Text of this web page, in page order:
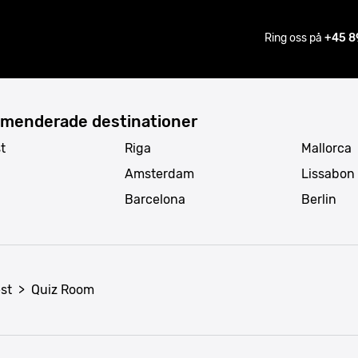
Ring oss på +45
destinationer
Riga
Amsterdam
Barcelona
Mallorca
Lissabon
Berlin
> Quiz Room